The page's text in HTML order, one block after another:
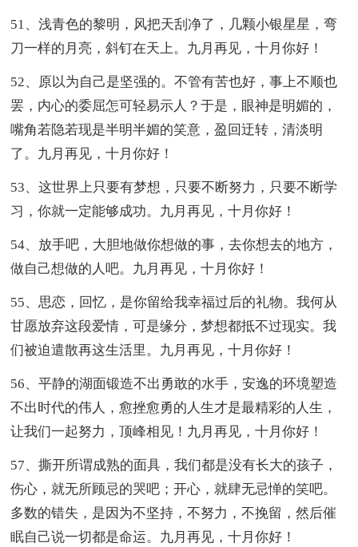
51、浅青色的黎明，风把天刮净了，几颗小银星星，弯
刀一样的月亮，斜钉在天上。九月再见，十月你好！
52、原以为自己是坚强的。不管有苦也好，事上不顺也
罢，内心的委屈怎可轻易示人？于是，眼神是明媚的，
嘴角若隐若现是半明半媚的笑意，盈回迂转，清淡明
了。九月再见，十月你好！
53、这世界上只要有梦想，只要不断努力，只要不断学
习，你就一定能够成功。九月再见，十月你好！
54、放手吧，大胆地做你想做的事，去你想去的地方，
做自己想做的人吧。九月再见，十月你好！
55、思恋，回忆，是你留给我幸福过后的礼物。我何从
甘愿放弃这段爱情，可是缘分，梦想都抵不过现实。我
们被迫遣散再这生活里。九月再见，十月你好！
56、平静的湖面锻造不出勇敢的水手，安逸的环境塑造
不出时代的伟人，愈挫愈勇的人生才是最精彩的人生，
让我们一起努力，顶峰相见！九月再见，十月你好！
57、撕开所谓成熟的面具，我们都是没有长大的孩子，
伤心，就无所顾忌的哭吧；开心，就肆无忌惮的笑吧。
多数的错失，是因为不坚持，不努力，不挽留，然后催
眠自己说一切都是命运。九月再见，十月你好！